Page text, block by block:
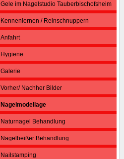
Gele im Nagelstudio Tauberbischofsheim
Kennenlernen / Reinschnuppern
Anfahrt
Hygiene
Galerie
Vorher/ Nachher Bilder
Nagelmodellage
Naturnagel Behandlung
Nagelbeißer Behandlung
Nailstamping